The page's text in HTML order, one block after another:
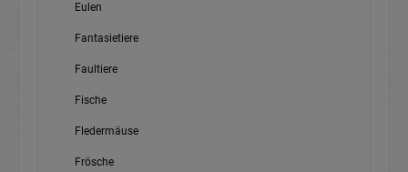
Eulen
Fantasietiere
Faultiere
Fische
Fledermäuse
Frösche